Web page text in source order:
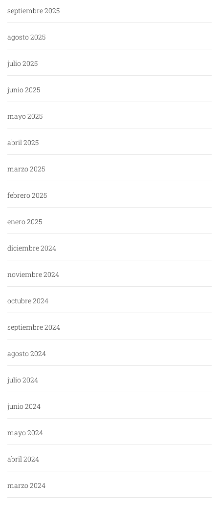
septiembre 2025
agosto 2025
julio 2025
junio 2025
mayo 2025
abril 2025
marzo 2025
febrero 2025
enero 2025
diciembre 2024
noviembre 2024
octubre 2024
septiembre 2024
agosto 2024
julio 2024
junio 2024
mayo 2024
abril 2024
marzo 2024